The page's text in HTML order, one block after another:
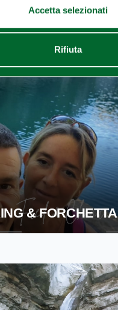
Accetta selezionati
Rifiuta
& FORCHETTA